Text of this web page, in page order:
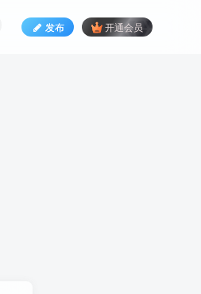
发布 开通会员